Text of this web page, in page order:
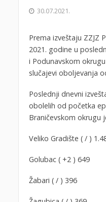
30.07.2021.
Prema izveštaju ZZJZ
2021. godine u
i Podunavskom
slučajevi oboljevanja
Poslednji dnevni
obolelih od početka
Braničevskom okrugu
Veliko Gradište ( / )
Golubac ( +2 ) 649
Žabari ( / ) 396